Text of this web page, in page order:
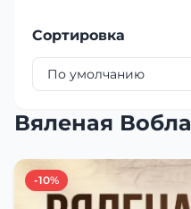
Сортировка
Вяленая Вобла
-10%